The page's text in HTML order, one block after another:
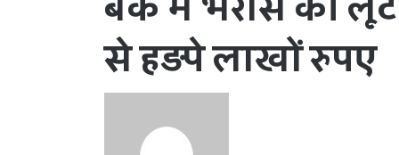
से हड़पे लाखों रुपए